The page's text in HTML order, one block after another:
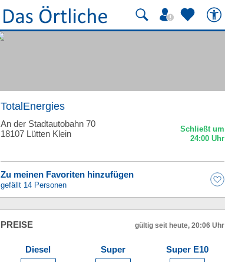
TotalEnergies
An der Stadtautobahn 70
18107 Lütten Klein
Zu meinen Favoriten hinzufügen
gefällt 14 Personen
PREISE gültig seit heute, 20:06 Uhr
Diesel Super Super E10